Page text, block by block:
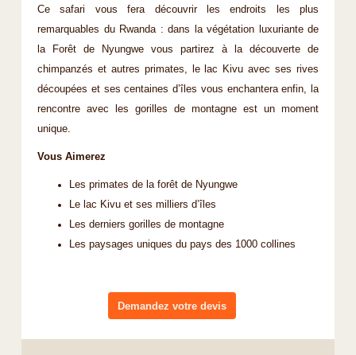
Ce safari vous fera découvrir les endroits les plus
remarquables du Rwanda : dans la végétation luxuriante de
la Forêt de Nyungwe vous partirez à la découverte de
chimpanzés et autres primates, le lac Kivu avec ses rives
découpées et ses centaines d’îles vous enchantera enfin, la
rencontre avec les gorilles de montagne est un moment
unique.
Vous Aimerez
Les primates de la forêt de Nyungwe
Le lac Kivu et ses milliers d’îles
Les derniers gorilles de montagne
Les paysages uniques du pays des 1000 collines
Demandez votre devis